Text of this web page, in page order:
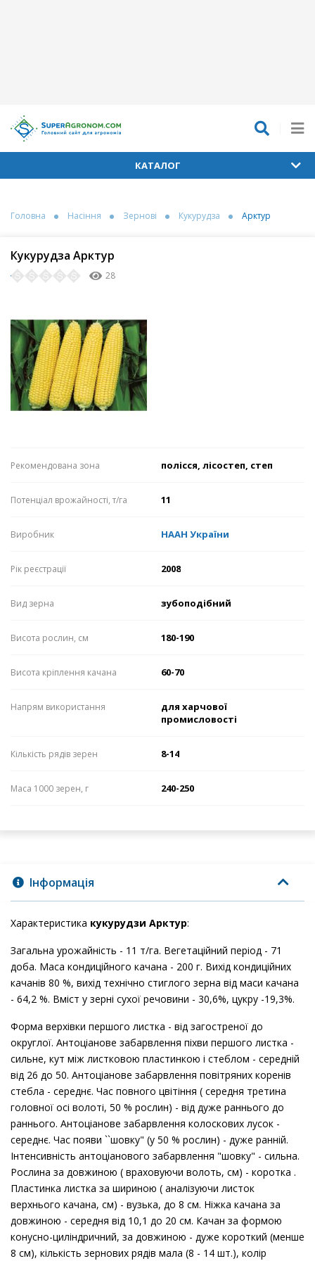
КАТАЛОГ
Головна Насіння Зернові Кукурудза Арктур
Кукурудза Арктур
28
Рекомендована зона полісся, лісостеп, степ
Потенціал врожайності, т/га 11
Виробник НААН України
Рік реєстрації 2008
Вид зерна зубоподібний
Висота рослин, см 180-190
Висота кріплення качана 60-70
Напрям використання
для харчової
промисловості
Кількість рядів зерен 8-14
Маса 1000 зерен, г 240-250
Інформація
Характеристика кукурудзи Арктур:
Загальна урожайність - 11 т/га. Вегетаційний період - 71
доба. Маса кондиційного качана - 200 г. Вихід кондиційних
качанів 80 %, вихід технічно стиглого зерна від маси качана
- 64,2 %. Вміст у зерні сухої речовини - 30,6%, цукру -19,3%.
Форма верхівки першого листка - від загостреної до
округлої. Антоціанове забарвлення піхви першого листка -
сильне, кут між листковою пластинкою і стеблом - середній
від 26 до 50. Антоціанове забарвлення повітряних коренів
стебла - середнє. Час повного цвітіння ( середня третина
головної осі волоті, 50 % рослин) - від дуже раннього до
раннього. Антоціанове забарвлення колоскових лусок -
середнє. Час появи ``шовку" (у 50 % рослин) - дуже ранній.
Інтенсивність антоціанового забарвлення "шовку" - сильна.
Рослина за довжиною ( враховуючи волоть, см) - коротка .
Пластинка листка за шириною ( аналізуючи листок
верхнього качана, см) - вузька, до 8 см. Ніжка качана за
довжиною - середня від 10,1 до 20 см. Качан за формою
конусно-циліндричний, за довжиною - дуже короткий (менше
8 см), кількість зернових рядів мала (8 - 14 шт.), колір